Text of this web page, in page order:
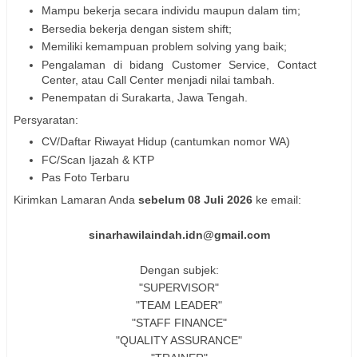
Mampu bekerja secara individu maupun dalam tim;
Bersedia bekerja dengan sistem shift;
Memiliki kemampuan problem solving yang baik;
Pengalaman di bidang Customer Service, Contact
Center, atau Call Center menjadi nilai tambah.
Penempatan di Surakarta, Jawa Tengah.
Persyaratan:
CV/Daftar Riwayat Hidup (cantumkan nomor WA)
FC/Scan Ijazah & KTP
Pas Foto Terbaru
Kirimkan Lamaran Anda sebelum 08 Juli 2026 ke email:
sinarhawilaindah.idn@gmail.com
Dengan subjek:
"SUPERVISOR"
"TEAM LEADER"
"STAFF FINANCE"
"QUALITY ASSURANCE"